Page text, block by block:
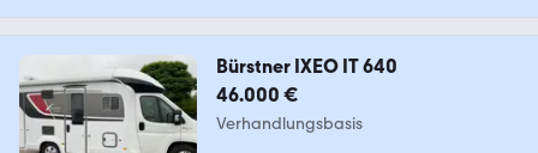
Bürstner IXEO IT 640
46.000 €
Verhandlungsbasis